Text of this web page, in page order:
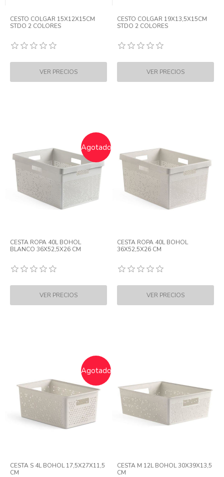
CESTO COLGAR 15X12X15CM
STDO 2 COLORES
CESTO COLGAR 19X13,5X15CM
STDO 2 COLORES
Agotado
CESTA ROPA 40L BOHOL
BLANCO 36X52,5X26 CM
CESTA ROPA 40L BOHOL
36X52,5X26 CM
Agotado
CESTA S 4L BOHOL 17,5X27X11,5
CM
CESTA M 12L BOHOL 30X39X13,5
CM